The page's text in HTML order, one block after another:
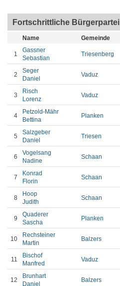
Fortschrittliche Bürgerpartei
Name Gemeinde
1
Gassner
Sebastian
Triesenberg
2
Seger
Daniel
Vaduz
3
Risch
Lorenz
Vaduz
4
Petzold-Mähr
Bettina
Planken
5
Salzgeber
Daniel
Triesen
6
Vogelsang
Nadine
Schaan
7
Konrad
Florin
Schaan
8
Hoop
Judith
Schaan
9
Quaderer
Sascha
Planken
10
Rechsteiner
Martin
Balzers
11
Bischof
Manfred
Vaduz
12
Brunhart
Daniel
Balzers